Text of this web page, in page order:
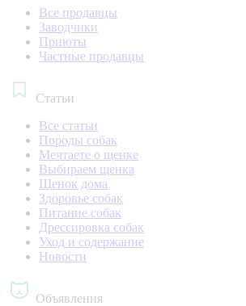
Все продавцы
Заводчики
Приюты
Частные продавцы
Статьи
Все статьи
Породы собак
Мечтаете о щенке
Выбираем щенка
Щенок дома
Здоровье собак
Питание собак
Дрессировка собак
Уход и содержание
Новости
Объявления